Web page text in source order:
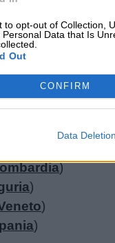
to opt-out of Collection,
Personal Data that Is
Out
CONFIRM
Data Deletion
fu
italiano:
Lombardia)
Emilia-Romagna
)
)
)
)
)